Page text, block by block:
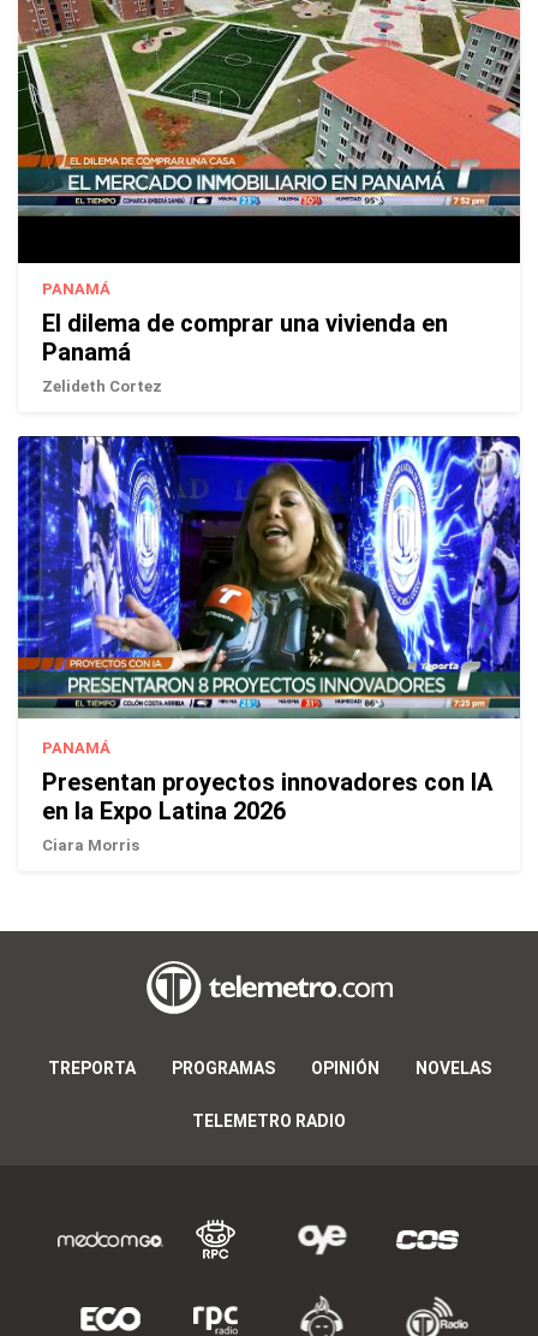
PANAMÁ
El dilema de comprar una vivienda en
Panamá
Zelideth Cortez
PANAMÁ
Presentan proyectos innovadores con IA
en la Expo Latina 2026
Ciara Morris
TREPORTA PROGRAMAS OPINIÓN NOVELAS
TELEMETRO RADIO